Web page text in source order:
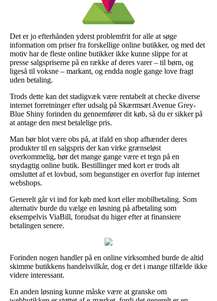
Det er jo efterhånden yderst problemfrit for alle at søge
information om priser fra forskellige online butikker, og med det
motiv har de fleste online butikker ikke kunne slippe for at
presse salgspriserne på en række af deres varer – til børn, og
ligeså til voksne – markant, og endda nogle gange love fragt
uden betaling.
Trods dette kan det stadigvæk være rentabelt at checke diverse
internet forretninger efter udsalg på Skærmsæt Avenue Grey-
Blue Shiny forinden du gennemfører dit køb, så du er sikker på
at antage den mest betalelige pris.
Man bør blot være obs på, at ifald en shop afhænder deres
produkter til en salgspris der kan virke grænseløst
overkommelig, bør det mange gange være et tegn på en
snydagtig online butik. Bestillinger med kort er trods alt
omsluttet af et lovbud, som begunstiger en overfor fup internet
webshops.
Generelt går vi ind for køb med kort eller mobilbetaling. Som
alternativ burde du vælge en løsning på afbetaling som
eksempelvis ViaBill, forudsat du higer efter at finansiere
betalingen senere.
Forinden nogen handler på en online virksomhed burde de altid
skimme butikkens handelsvilkår, dog er det i mange tilfælde ikke
videre interessant.
En anden løsning kunne måske være at granske om